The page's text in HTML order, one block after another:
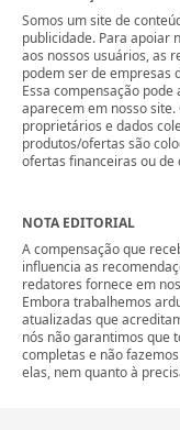
Somos um site de
publicidade. Para apoiar
aos nossos usuários, as
podem ser de empresas
Essa compensação
aparecem em nosso
proprietários e dados
produtos/ofertas são
ofertas financeiras ou de
NOTA EDITORIAL
A compensação que
influencia as
redatores fornece em
Embora trabalhemos
atualizadas que
nós não garantimos que
completas e não
elas, nem quanto à